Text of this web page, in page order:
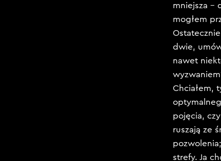
mniejsza –
mogłem
dwie,
nawet
Chciałem,
pojęcia,
ruszają ze
strefy. Ja